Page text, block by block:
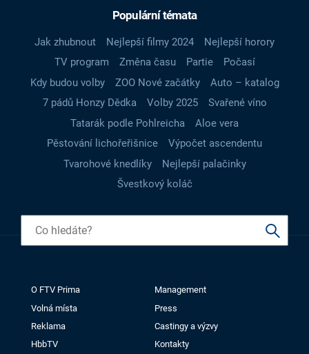
Populární témata
Jak zhubnout Nejlepší filmy 2024
Nejlepší horory
TV program
Změna času Partie
Počasí
Kdy budou volby
ZOO Nové začátky
Auto – katalog
7 pádů Honzy Dědka
Volby 2025
Svařené víno
Tatarák podle Pohlreicha
Aloe vera
Pěstování lichořeřišnice
Výpočet ascendentu
Tvarohové knedlíky
Nejlepší palačinky
Švestkový koláč
O FTV Prima
Management
Volná místa
Press
Reklama
Castingy a výzvy
HbbTV
Kontakty